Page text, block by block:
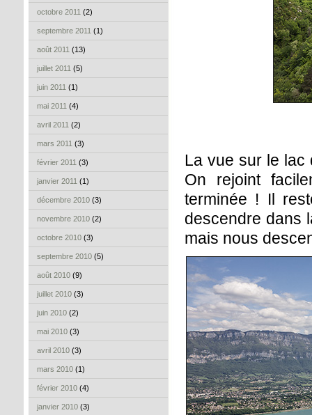
octobre 2011 (2)
septembre 2011 (1)
août 2011 (13)
juillet 2011 (5)
juin 2011 (1)
mai 2011 (4)
avril 2011 (2)
mars 2011 (3)
février 2011 (3)
janvier 2011 (1)
décembre 2010 (3)
novembre 2010 (2)
octobre 2010 (3)
septembre 2010 (5)
août 2010 (9)
juillet 2010 (3)
juin 2010 (2)
mai 2010 (3)
avril 2010 (3)
mars 2010 (1)
février 2010 (4)
janvier 2010 (3)
La vue sur le lac
On rejoint
terminée ! Il
descendre dans
mais nous